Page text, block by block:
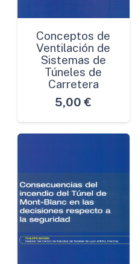
Conceptos de
Ventilación de
Sistemas de
Túneles de
Carretera
5,00 €